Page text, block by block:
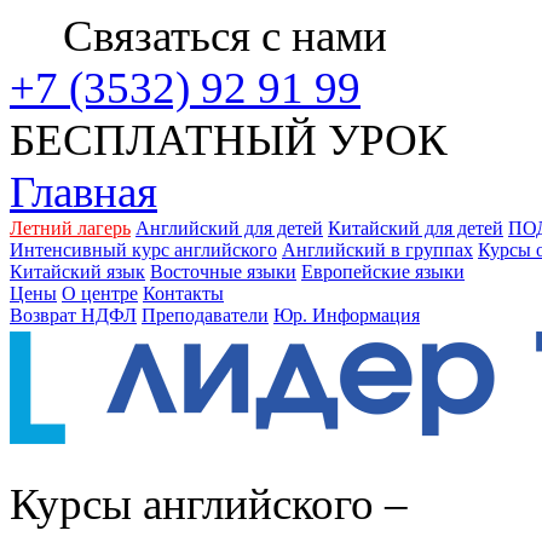
Связаться с нами
+7 (3532) 92 91 99
БЕСПЛАТНЫЙ УРОК
Главная
Летний лагерь Английский для детей Китайский для детей
Интенсивный курс английского Английский в группах Курсы
Китайский язык Восточные языки Европейские языки
Цены О центре Контакты
Возврат НДФЛ Преподаватели Юр. Информация
Курсы английского –